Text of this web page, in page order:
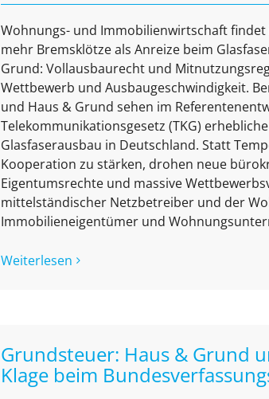
Wohnungs- und Immobilienwirtschaft
mehr Bremsklötze als Anreize beim
Grund: Vollausbaurecht und
Wettbewerb und Ausbaugeschwindigkeit.
und Haus & Grund sehen im
Telekommunikationsgesetz (TKG)
Glasfaserausbau in Deutschland. Statt
Kooperation zu stärken, drohen neue
Eigentumsrechte und massive
mittelständischer Netzbetreiber und der
Immobilieneigentümer und
Weiterlesen
Grundsteuer: Haus & Grund
Klage beim